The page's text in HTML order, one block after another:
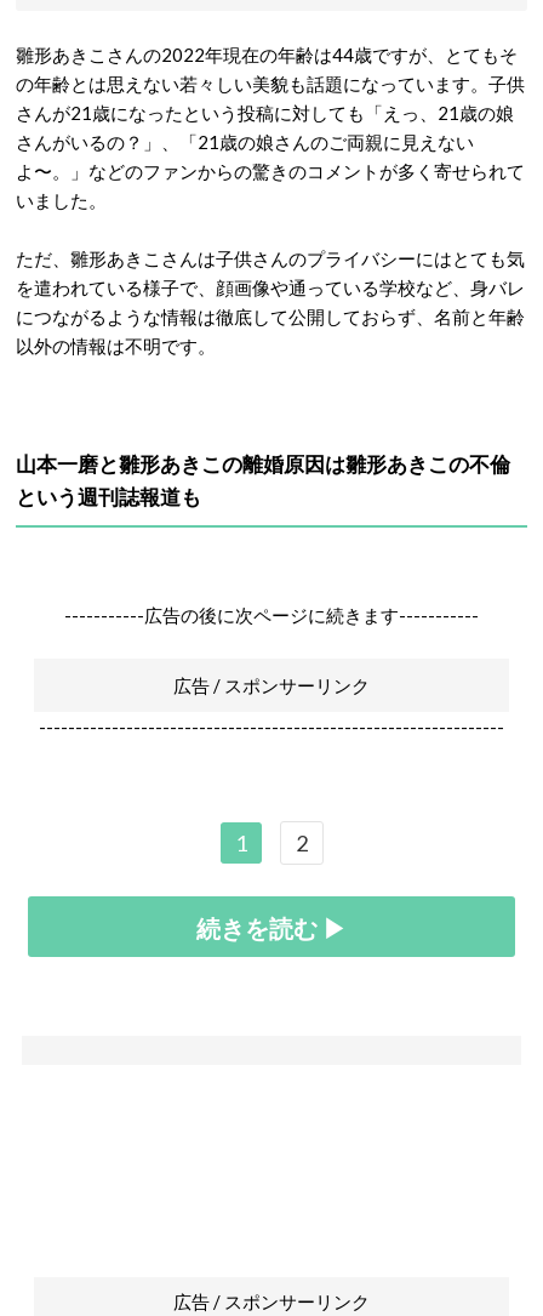
雛形あきこさんの2022年現在の年齢は44歳ですが、とてもそ
の年齢とは思えない若々しい美貌も話題になっています。子供
さんが21歳になったという投稿に対しても「えっ、21歳の娘
さんがいるの？」、「21歳の娘さんのご両親に見えない
よ〜。」などのファンからの驚きのコメントが多く寄せられて
いました。
ただ、雛形あきこさんは子供さんのプライバシーにはとても気
を遣われている様子で、顔画像や通っている学校など、身バレ
につながるような情報は徹底して公開しておらず、名前と年齢
以外の情報は不明です。
山本一磨と雛形あきこの離婚原因は雛形あきこの不倫
という週刊誌報道も
-----------広告の後に次ページに続きます-----------
広告 / スポンサーリンク
----------------------------------------------------------------
1 2
続きを読む ▶
広告 / スポンサーリンク